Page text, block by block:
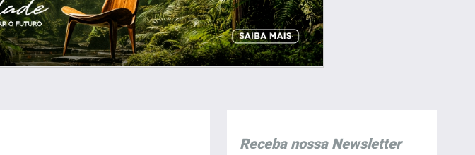
Receba nossa Newsletter